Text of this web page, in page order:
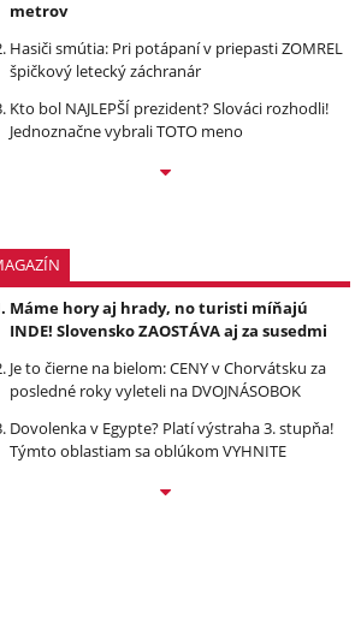
metrov
Hasiči smútia: Pri potápaní v priepasti ZOMREL
špičkový letecký záchranár
Kto bol NAJLEPŠÍ prezident? Slováci rozhodli!
Jednoznačne vybrali TOTO meno
Máme hory aj hrady, no turisti míňajú
INDE! Slovensko ZAOSTÁVA aj za susedmi
Je to čierne na bielom: CENY v Chorvátsku za
posledné roky vyleteli na DVOJNÁSOBOK
Dovolenka v Egypte? Platí výstraha 3. stupňa!
Týmto oblastiam sa oblúkom VYHNITE